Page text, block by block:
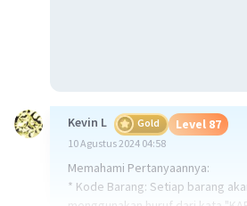
Kevin L Gold Level 87
10 Agustus 2024 04:58
Memahami Pertanyaannya:
* Kode Barang: Setiap barang